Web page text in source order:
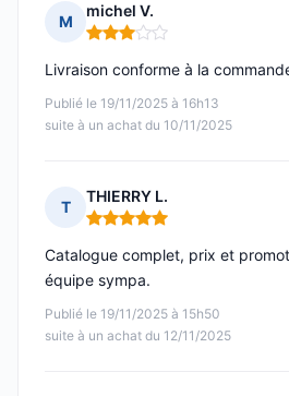
M
michel V.
Note : 3 sur 5
Publié le 19/11/2025 à 16h13
suite à un achat du 10/11/2025
Livraison conforme à la
T
THIERRY L.
Note : 5 sur 5
Publié le 19/11/2025 à 15h50
suite à un achat du 12/11/2025
Catalogue complet, prix et
équipe sympa.